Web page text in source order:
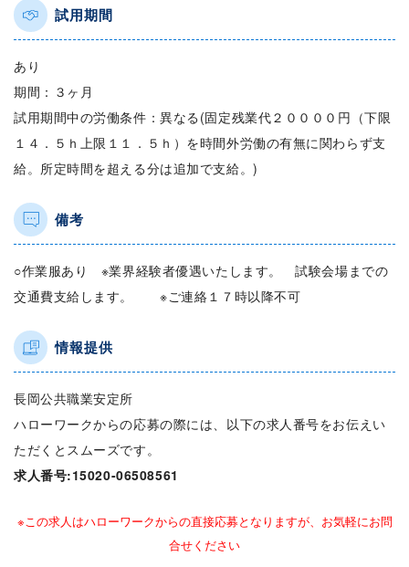
試用期間
あり
期間：３ヶ月
試用期間中の労働条件：異なる(固定残業代２００００円（下限
１４．５ｈ上限１１．５ｈ）を時間外労働の有無に関わらず支
給。所定時間を超える分は追加で支給。)
備考
○作業服あり ※業界経験者優遇いたします。 試験会場までの
交通費支給します。 ※ご連絡１７時以降不可
情報提供
長岡公共職業安定所
ハローワークからの応募の際には、以下の求人番号をお伝えい
ただくとスムーズです。
求人番号:15020-06508561
※この求人はハローワークからの直接応募となりますが、お気軽にお問
合せください